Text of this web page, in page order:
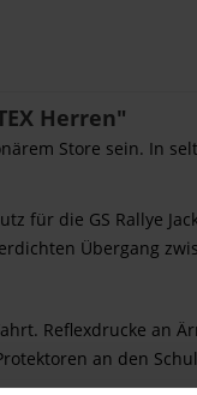
Herren"
Store sein. In
für die GS Rallye
Übergang
Reflexdrucke an
an den